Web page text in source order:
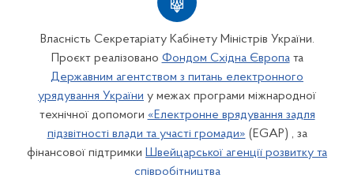
Власність Секретаріату Кабінету Міністрів України.
Проєкт реалізовано Фондом Східна Європата
Державним агентством з питань електронного
урядування України у межах програми міжнародної
технічної допомоги «Електронне врядування задля
підзвітності влади та участі громади» (EGAP) , за
фінансової підтримки Швейцарської агенції розвитку та
співробітництва